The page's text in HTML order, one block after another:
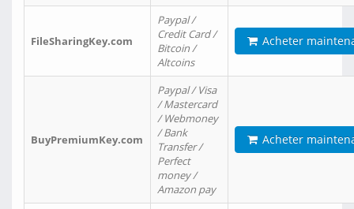
FileSharingKey.com
Paypal /
Credit Card /
Bitcoin /
Altcoins
Acheter
BuyPremiumKey.com
Paypal / Visa
/ Mastercard
/ Webmoney
/ Bank
Transfer /
Perfect
money /
Amazon pay
Acheter